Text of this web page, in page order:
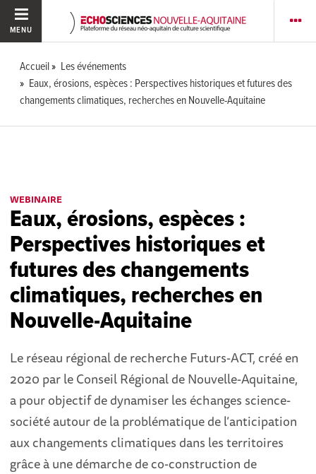
MENU
Accueil
Les événements
Eaux, érosions, espèces : Perspectives historiques et futures des
changements climatiques, recherches en Nouvelle-Aquitaine
WEBINAIRE
Eaux, érosions, espèces :
Perspectives historiques et
futures des changements
climatiques, recherches en
Nouvelle-Aquitaine
Le réseau régional de recherche Futurs-ACT, créé en
2020 par le Conseil Régional de Nouvelle-Aquitaine,
a pour objectif de dynamiser les échanges science-
société autour de la problématique de l’anticipation
aux changements climatiques dans les territoires
grâce à une démarche de co-construction de